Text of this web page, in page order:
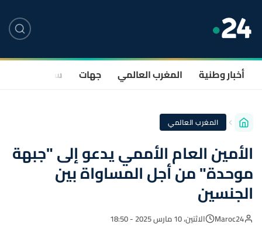
أخبار وطنية المغرب العالمي جهات سياسة
المغرب العالمي
الأمين العام الأممي يدعو إلى "جبهة
موحدة" من أجل المساواة بين
الجنسين
Maroc24 الاثنين، 10 مارس 2025 - 18:50